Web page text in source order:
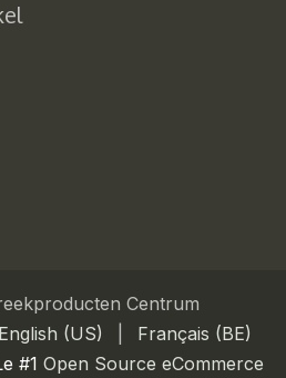
Centrum
English (US)
Français (BE)
#1 Open Source eCommerce